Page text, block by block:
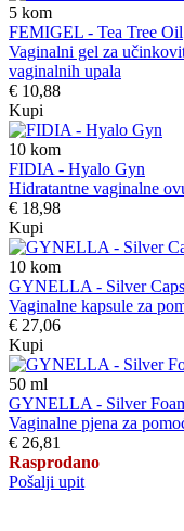
5 kom
FEMIGEL - Tea Tree Oil
Vaginalni gel za
vaginalnih upala
€ 10,88
Kupi
10 kom
FIDIA - Hyalo Gyn
Hidratantne vaginalne
€ 18,98
Kupi
10 kom
GYNELLA - Silver Caps
Vaginalne kapsule za
€ 27,06
Kupi
50 ml
GYNELLA - Silver
Vaginalne pjena za
€ 26,81
Rasprodano
Pošalji upit